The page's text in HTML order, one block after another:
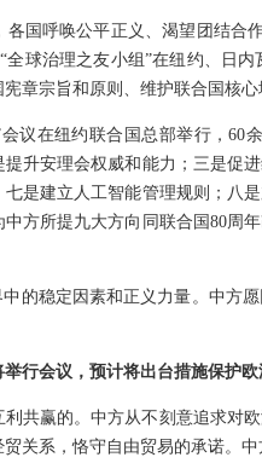
国呼唤公平正义、渴望团结合
球治理之友小组”在纽约、日
章宗旨和原则、维护联合国核
议在纽约联合国总部举行，
升安理会权威和能力；三是促
是建立人工智能管理规则；八
方所提九大方向同联合国80周
的稳定因素和正义力量。中方
行会议，预计将出台措施保护
共赢的。中方从不刻意追求对
关系，恪守自由贸易的承诺。